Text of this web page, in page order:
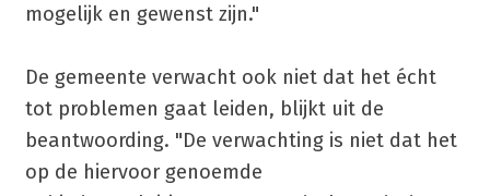
mogelijk en gewenst zijn."
De gemeente verwacht ook niet dat het écht
tot problemen gaat leiden, blijkt uit de
beantwoording. "De verwachting is niet dat het
op de hiervoor genoemde